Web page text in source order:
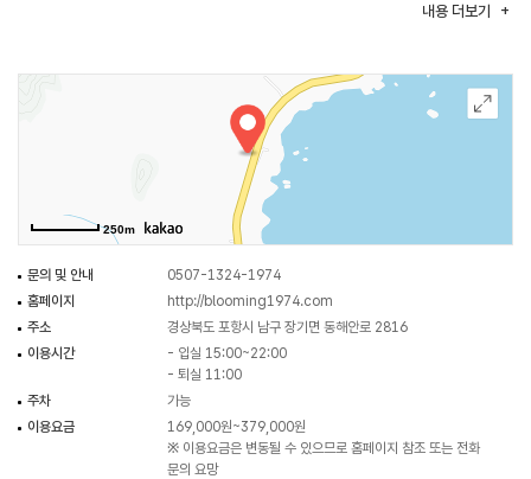
취사도구, 바비큐 시설, 에어컨, 냉장고, 화장실, 샤워장, 개수대 등 일상생활이
매점 등이 갖추어져 있다. 캠핑장에서 북쪽으로 가면 포항 구룡포의 유명
관광지가 있어 연계 여행에 나서기 수월하다.
내용 더보기
250m
문의 및 안내
0507-1324-1974
홈페이지
http://blooming1974.com
주소
경상북도 포항시 남구 장기면 동해안로 2816
이용시간
- 입실 15:00~22:00
- 퇴실 11:00
주차
가능
이용요금
169,000원~379,000원
※ 이용요금은 변동될 수 있으므로 홈페이지 참조 또는 전화
문의 요망